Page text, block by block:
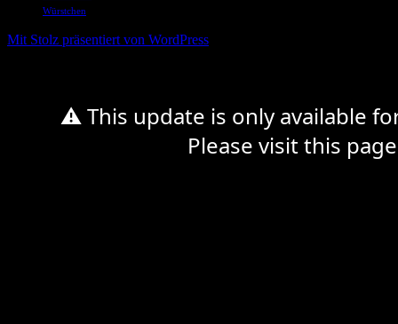
Würstchen
Mit Stolz präsentiert von WordPress
⚠ This update is only available
Please visit this